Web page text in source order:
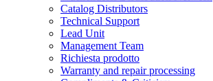
Catalog Distributors
Technical Support
Lead Unit
Management Team
Richiesta prodotto
Warranty and repair processing